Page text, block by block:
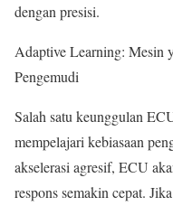
dengan presisi.
Adaptive Learning: Mesin
Pengemudi
Salah satu keunggulan
mempelajari kebiasaan
akselerasi agresif, ECU
respons semakin cepat.